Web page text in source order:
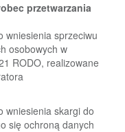
przetwarzania
wniesienia sprzeciwu
osobowych w
RODO, realizowane
wniesienia skargi do
się ochroną danych